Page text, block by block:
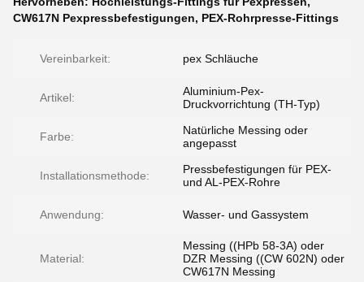
CW617N Pexpressbefestigungen, PEX-Rohrpresse-Fittings
Vereinbarkeit: pex Schläuche
Artikel:
Aluminium-Pex-
Druckvorrichtung (TH-Typ)
Farbe:
Natürliche Messing oder
angepasst
Installationsmethode:
Pressbefestigungen für PEX-
und AL-PEX-Rohre
Anwendung: Wasser- und Gassystem
Material:
Messing ((HPb 58-3A) oder
DZR Messing ((CW 602N) oder
CW617N Messing